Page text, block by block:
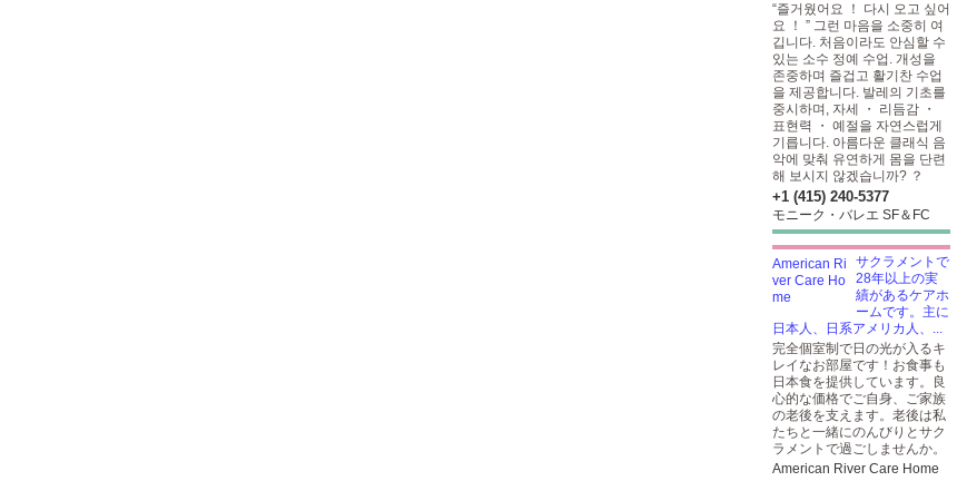
“즐거웠어요 ！ 다시 오고 싶어
요 ！ ” 그런 마음을 소중히 여
깁니다. 처음이라도 안심할 수
있는 소수 정예 수업. 개성을
존중하며 즐겁고 활기찬 수업
을 제공합니다. 발레의 기초를
중시하며, 자세 ・ 리듬감 ・
표현력 ・ 예절을 자연스럽게
기릅니다. 아름다운 클래식 음
악에 맞춰 유연하게 몸을 단련
해 보시지 않겠습니까? ？
+1 (415) 240-5377
モニーク・バレエ SF＆FC
サクラメントで
28年以上の実
績があるケアホ
ームです。主に
日本人、日系アメリカ人、...
完全個室制で日の光が入るキ
レイなお部屋です！お食事も
日本食を提供しています。良
心的な価格でご自身、ご家族
の老後を支えます。老後は私
たちと一緒にのんびりとサク
ラメントで過ごしませんか。
American River Care Home